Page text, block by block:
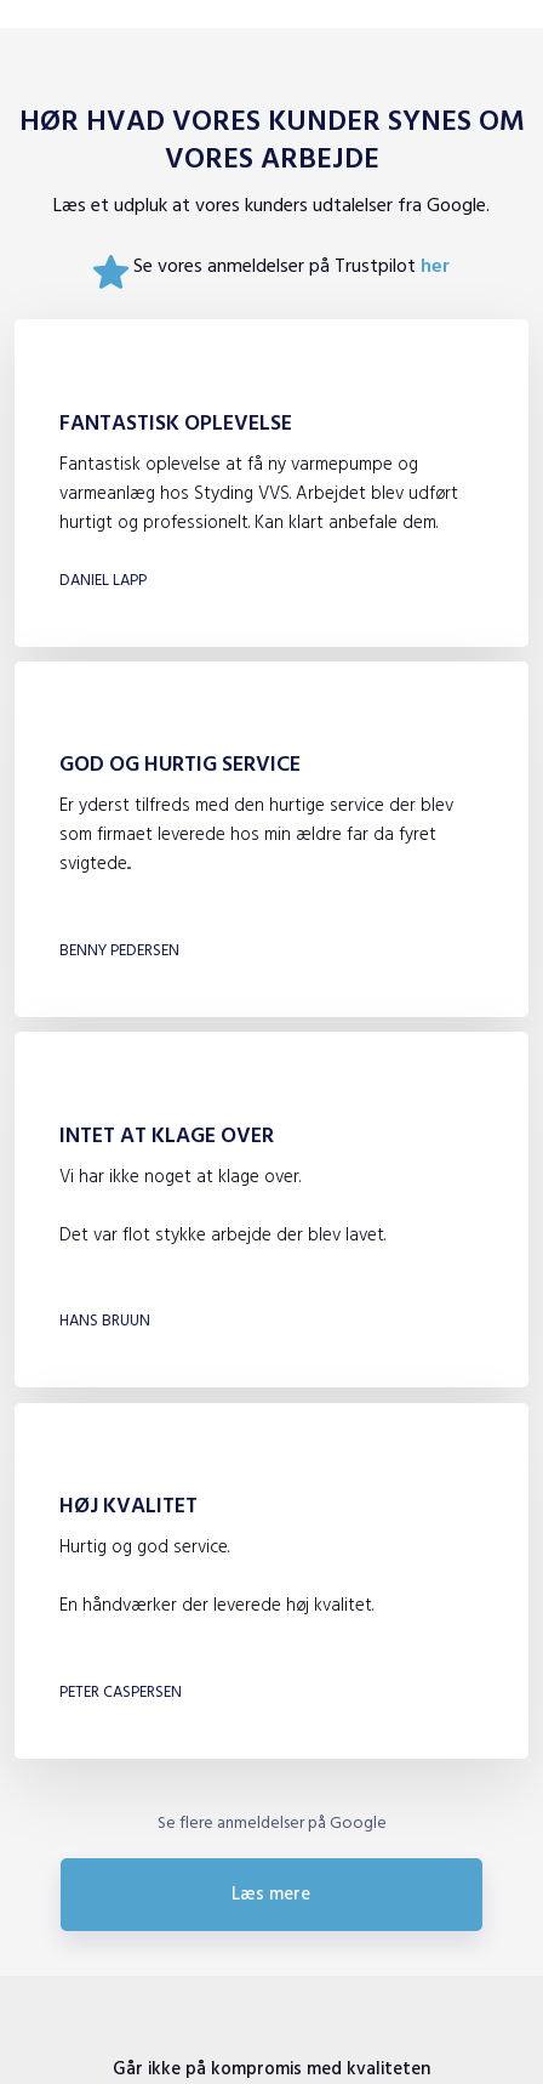
HØR HVAD VORES KUNDER SYNES OM
VORES ARBEJDE​
Læs et udpluk at vores kunders udtalelser fra Google.
Se vores anmeldelser på Trustpilot her
FANTASTISK OPLEVELSE
Fantastisk oplevelse at få ny varmepumpe og
varmeanlæg hos Styding VVS. Arbejdet blev udført
hurtigt og professionelt. Kan klart anbefale dem.
DANIEL LAPP
GOD OG HURTIG SERVICE
Er yderst tilfreds med den hurtige service der blev
som firmaet leverede hos min ældre far da fyret
svigtede...
BENNY PEDERSEN
INTET AT KLAGE OVER
Vi har ikke noget at klage over.
Det var flot stykke arbejde der blev lavet.
HANS BRUUN
HØJ KVALITET
Hurtig og god service.
En håndværker der leverede høj kvalitet.
PETER CASPERSEN
Se flere anmeldelser på Google
Læs mere​
Går ikke på kompromis med kvaliteten